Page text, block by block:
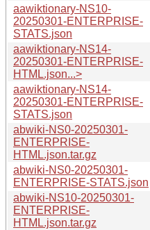
aawiktionary-NS10-
20250301-ENTERPRISE-
STATS.json
aawiktionary-NS14-
20250301-ENTERPRISE-
HTML.json...>
aawiktionary-NS14-
20250301-ENTERPRISE-
STATS.json
abwiki-NS0-20250301-
ENTERPRISE-
HTML.json.tar.gz
abwiki-NS0-20250301-
ENTERPRISE-STATS.json
abwiki-NS10-20250301-
ENTERPRISE-
HTML.json.tar.gz